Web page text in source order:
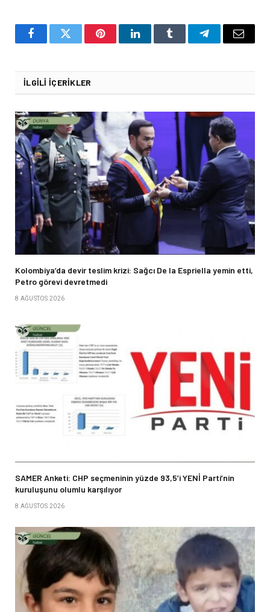
FacebookTwitter PinterestLinkedInTumblr TelegramEmail
İLGILI İÇERIKLER
Kolombiya’da devir teslim krizi: Sağcı De la Espriella yemin etti,
Petro görevi devretmedi
8 AĞUSTOS 2026
SAMER Anketi: CHP seçmeninin yüzde 93,5’i YENİ Parti’nin
kuruluşunu olumlu karşılıyor
8 AĞUSTOS 2026